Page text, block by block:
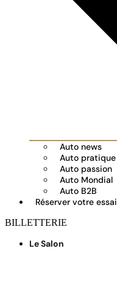
Auto news
Auto pratique
Auto passion
Auto Mondial
Auto B2B
Réserver votre essai
BILLETTERIE
Le Salon